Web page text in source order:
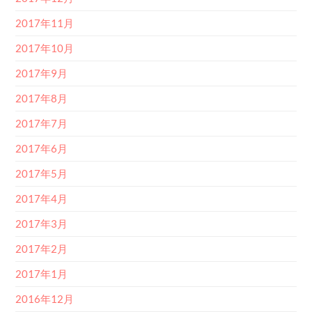
2017年11月
2017年10月
2017年9月
2017年8月
2017年7月
2017年6月
2017年5月
2017年4月
2017年3月
2017年2月
2017年1月
2016年12月